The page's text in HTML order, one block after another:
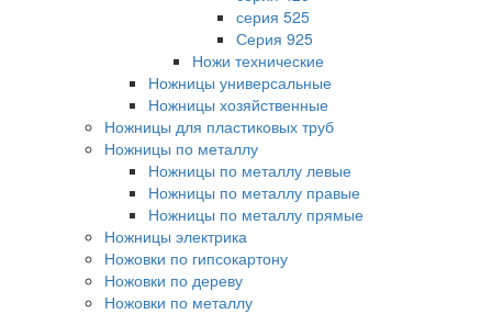
серия 525
Серия 925
Ножи технические
Ножницы универсальные
Ножницы хозяйственные
Ножницы для пластиковых труб
Ножницы по металлу
Ножницы по металлу левые
Ножницы по металлу правые
Ножницы по металлу прямые
Ножницы электрика
Ножовки по гипсокартону
Ножовки по дереву
Ножовки по металлу